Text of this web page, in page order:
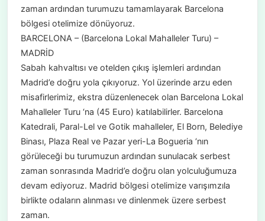
zaman ardından turumuzu tamamlayarak Barcelona
bölgesi otelimize dönüyoruz.
BARCELONA – (Barcelona Lokal Mahalleler Turu) –
MADRİD
Sabah kahvaltısı ve otelden çıkış işlemleri ardından
Madrid’e doğru yola çıkıyoruz. Yol üzerinde arzu eden
misafirlerimiz, ekstra düzenlenecek olan Barcelona Lokal
Mahalleler Turu ‘na (45 Euro) katılabilirler. Barcelona
Katedrali, Paral-Lel ve Gotik mahalleler, El Born, Belediye
Binası, Plaza Real ve Pazar yeri-La Bogueria ‘nın
görüleceği bu turumuzun ardından sunulacak serbest
zaman sonrasında Madrid’e doğru olan yolculuğumuza
devam ediyoruz. Madrid bölgesi otelimize varışımzıla
birlikte odaların alınması ve dinlenmek üzere serbest
zaman.